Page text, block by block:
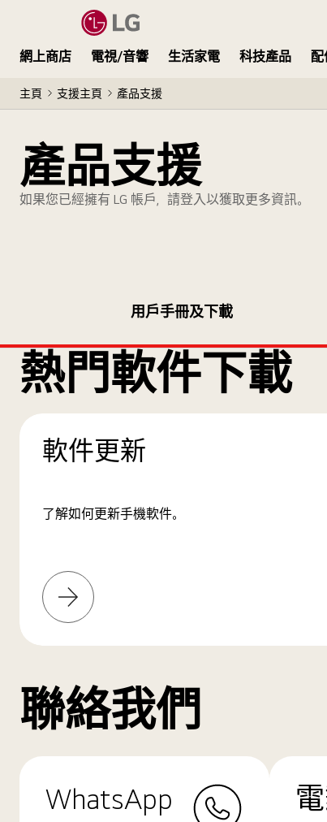
網上商店 電視/音響 生活家電 科技產品 配
主頁 支援主頁 產品支援
產品支援
如果您已經擁有 LG 帳戶，請登入以獲取更多資訊。
用戶手冊及下載
熱門軟件下載
軟件更新
了解如何更新手機軟件。
解
更
聯絡我們
WhatsApp